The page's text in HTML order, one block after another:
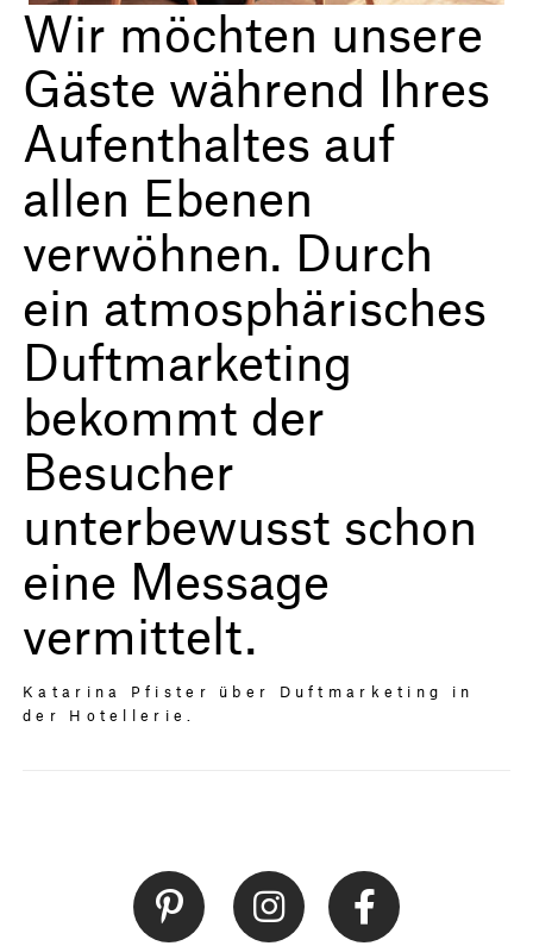
Wir möchten unsere
Gäste während Ihres
Aufenthaltes auf
allen Ebenen
verwöhnen. Durch
ein atmosphärisches
Duftmarketing
bekommt der
Besucher
unterbewusst schon
eine Message
vermittelt.
Katarina Pfister über Duftmarketing in
der Hotellerie.